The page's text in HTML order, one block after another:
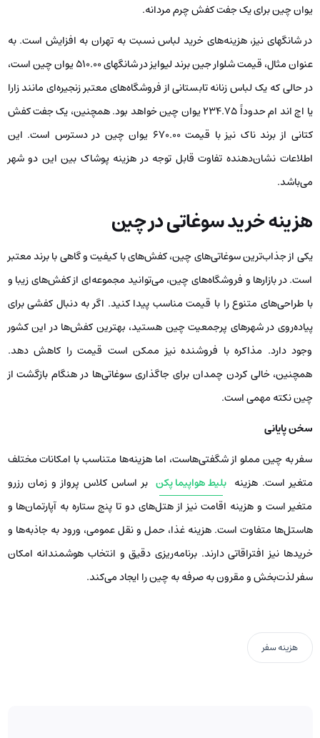
یوان چین برای یک جفت کفش چرم مردانه.
در شانگهای نیز، هزینه‌های خرید لباس نسبت به تهران به افزایش است. به
عنوان مثال، قیمت شلوار جین برند لیوایز در شانگهای 510.00 یوان چین است،
در حالی که یک لباس زنانه تابستانی از فروشگاه‌های معتبر زنجیره‌ای مانند زارا
یا اچ اند ام حدوداً 234.75 یوان چین خواهد بود. همچنین، یک جفت کفش
کتانی از برند ناک نیز با قیمت 670.00 یوان چین در دسترس است. این
اطلاعات نشان‌دهنده تفاوت قابل توجه در هزینه پوشاک بین این دو شهر
می‌باشد.
هزینه خرید سوغاتی در چین
یکی از جذاب‌ترین سوغاتی‌های چین، کفش‌های با کیفیت و گاهی با برند معتبر
است. در بازارها و فروشگاه‌های چین، می‌توانید مجموعه‌ای از کفش‌های زیبا و
با طراحی‌های متنوع را با قیمت مناسب پیدا کنید. اگر به دنبال کفشی برای
پیاده‌روی در شهرهای پرجمعیت چین هستید، بهترین کفش‌ها در این کشور
وجود دارد. مذاکره با فروشنده نیز ممکن است قیمت را کاهش دهد.
همچنین، خالی کردن چمدان برای جاگذاری سوغاتی‌ها در هنگام بازگشت از
چین نکته مهمی است.
سخن پایانی
سفر به چین مملو از شگفتی‌هاست، اما هزینه‌ها متناسب با امکانات مختلف
متغیر است. هزینه بلیط هواپیما پکن بر اساس کلاس پرواز و زمان رزرو
متغیر است و هزینه اقامت نیز از هتل‌های دو تا پنج ستاره به آپارتمان‌ها و
هاستل‌ها متفاوت است. هزینه غذا، حمل و نقل عمومی، ورود به جاذبه‌ها و
خریدها نیز افتراقاتی دارند. برنامه‌ریزی دقیق و انتخاب هوشمندانه امکان
سفر لذت‌بخش و مقرون به صرفه به چین را ایجاد می‌کند.
هزینه سفر